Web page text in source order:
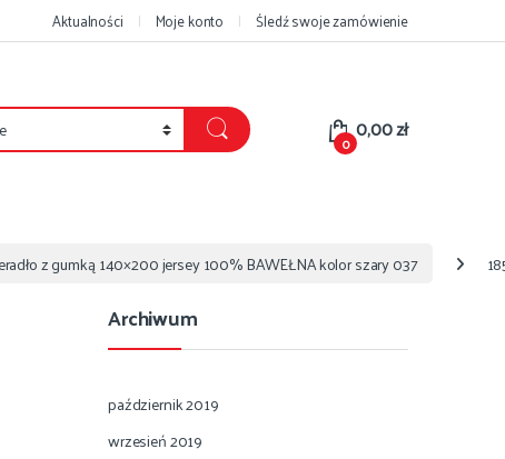
Aktualności Moje konto Śledź swoje zamówienie
0 0,00zł
z gumką 140×200 jersey 100% BAWEŁNA kolor szary 037
Archiwum
październik 2019
wrzesień 2019